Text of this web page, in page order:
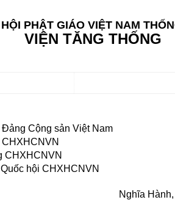
PHẬT GIÁO VIỆT NAM
VIỆN TĂNG THỐNG
Cộng sản Việt Nam
CHXHCNVN
hội CHXHCNVN
Nghĩa